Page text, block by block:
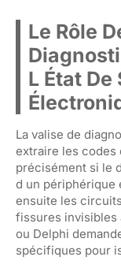
Le Rôle
L État
La valise de
extraire les codes
précisément si le
d un périphérique
ensuite les
fissures invisibles
ou Delphi
spécifiques pour